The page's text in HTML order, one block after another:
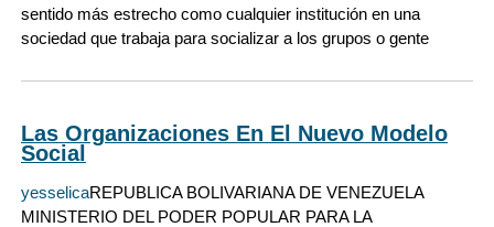
sentido más estrecho como cualquier institución en una
sociedad que trabaja para socializar a los grupos o gente
Las Organizaciones En El Nuevo Modelo
Social
yesselicaREPUBLICA BOLIVARIANA DE VENEZUELA
MINISTERIO DEL PODER POPULAR PARA LA